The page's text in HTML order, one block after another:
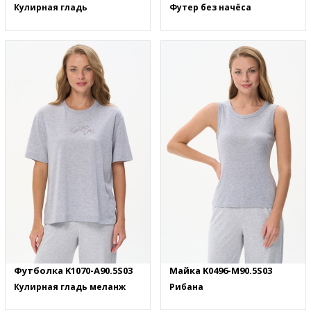
Кулирная гладь Футер без начёса
Футболка K1070-A90.5S03
Кулирная гладь меланж
Майка K0496-M90.5S03
Рибана